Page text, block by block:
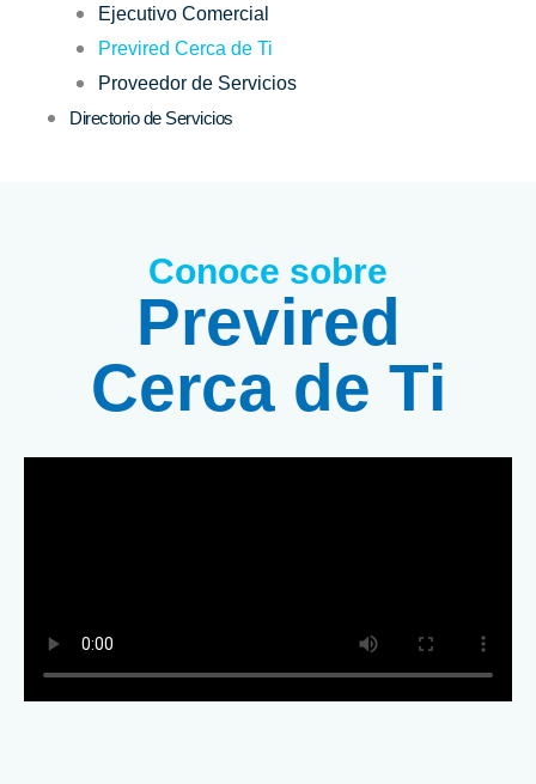
Ejecutivo Comercial
Previred Cerca de Ti
Proveedor de Servicios
Directorio de Servicios
Conoce sobre
Previred
Cerca de Ti